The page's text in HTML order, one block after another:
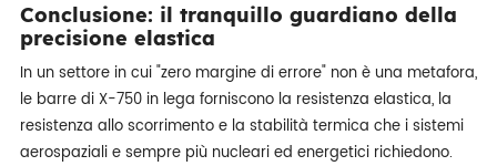
Conclusione: il tranquillo guardiano della
precisione elastica
In un settore in cui "zero margine di errore" non è una metafora,
le barre di X-750 in lega forniscono la resistenza elastica, la
resistenza allo scorrimento e la stabilità termica che i sistemi
aerospaziali e sempre più nucleari ed energetici richiedono.